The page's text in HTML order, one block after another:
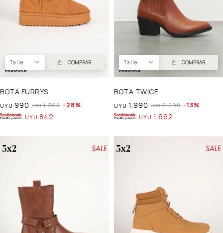
Talle COMPRAR
BOTA FURRYS
UYU 990 UYU 1.390 28
UYU 842
Talle COMPRAR
BOTA TWICE
UYU 1.990 UYU 2.290 13
UYU 1.692